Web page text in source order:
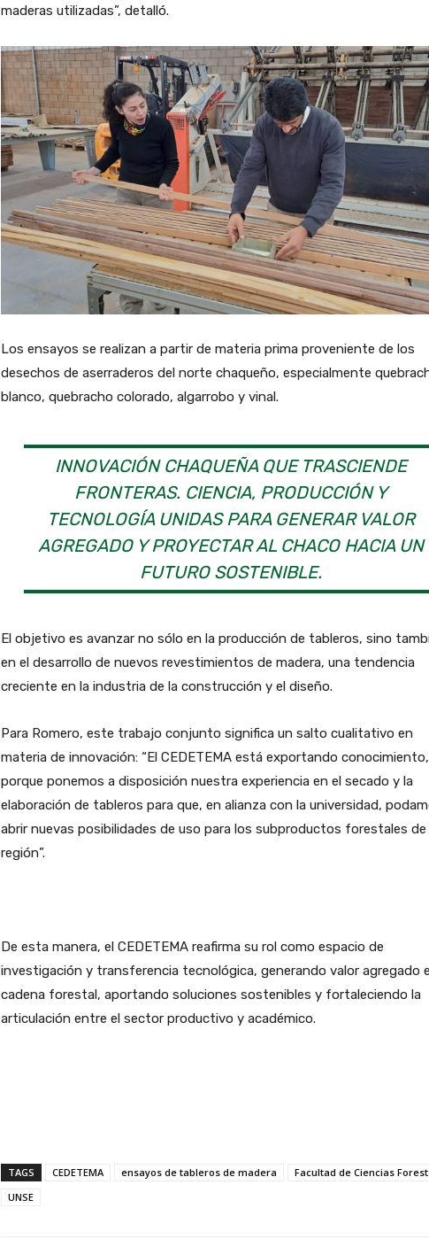
maderas utilizadas”, detalló.
Los ensayos se realizan a partir de materia prima proveniente de los
desechos de aserraderos del norte chaqueño, especialmente
blanco, quebracho colorado, algarrobo y vinal.
INNOVACIÓN CHAQUEÑA QUE TRASCIENDE
FRONTERAS. CIENCIA, PRODUCCIÓN Y
TECNOLOGÍA UNIDAS PARA GENERAR VALOR
AGREGADO Y PROYECTAR AL CHACO HACIA UN
FUTURO SOSTENIBLE.
El objetivo es avanzar no sólo en la producción de tableros, sino
en el desarrollo de nuevos revestimientos de madera, una tendencia
creciente en la industria de la construcción y el diseño.
Para Romero, este trabajo conjunto significa un salto cualitativo en
materia de innovación: “El CEDETEMA está exportando conocimiento,
porque ponemos a disposición nuestra experiencia en el secado y la
elaboración de tableros para que, en alianza con la universidad,
abrir nuevas posibilidades de uso para los subproductos forestales de
región”.
De esta manera, el CEDETEMA reafirma su rol como espacio de
investigación y transferencia tecnológica, generando valor agregado
cadena forestal, aportando soluciones sostenibles y fortaleciendo la
articulación entre el sector productivo y académico.
TAGS CEDETEMA ensayos de tableros de madera
Facultad de Ciencias
UNSE